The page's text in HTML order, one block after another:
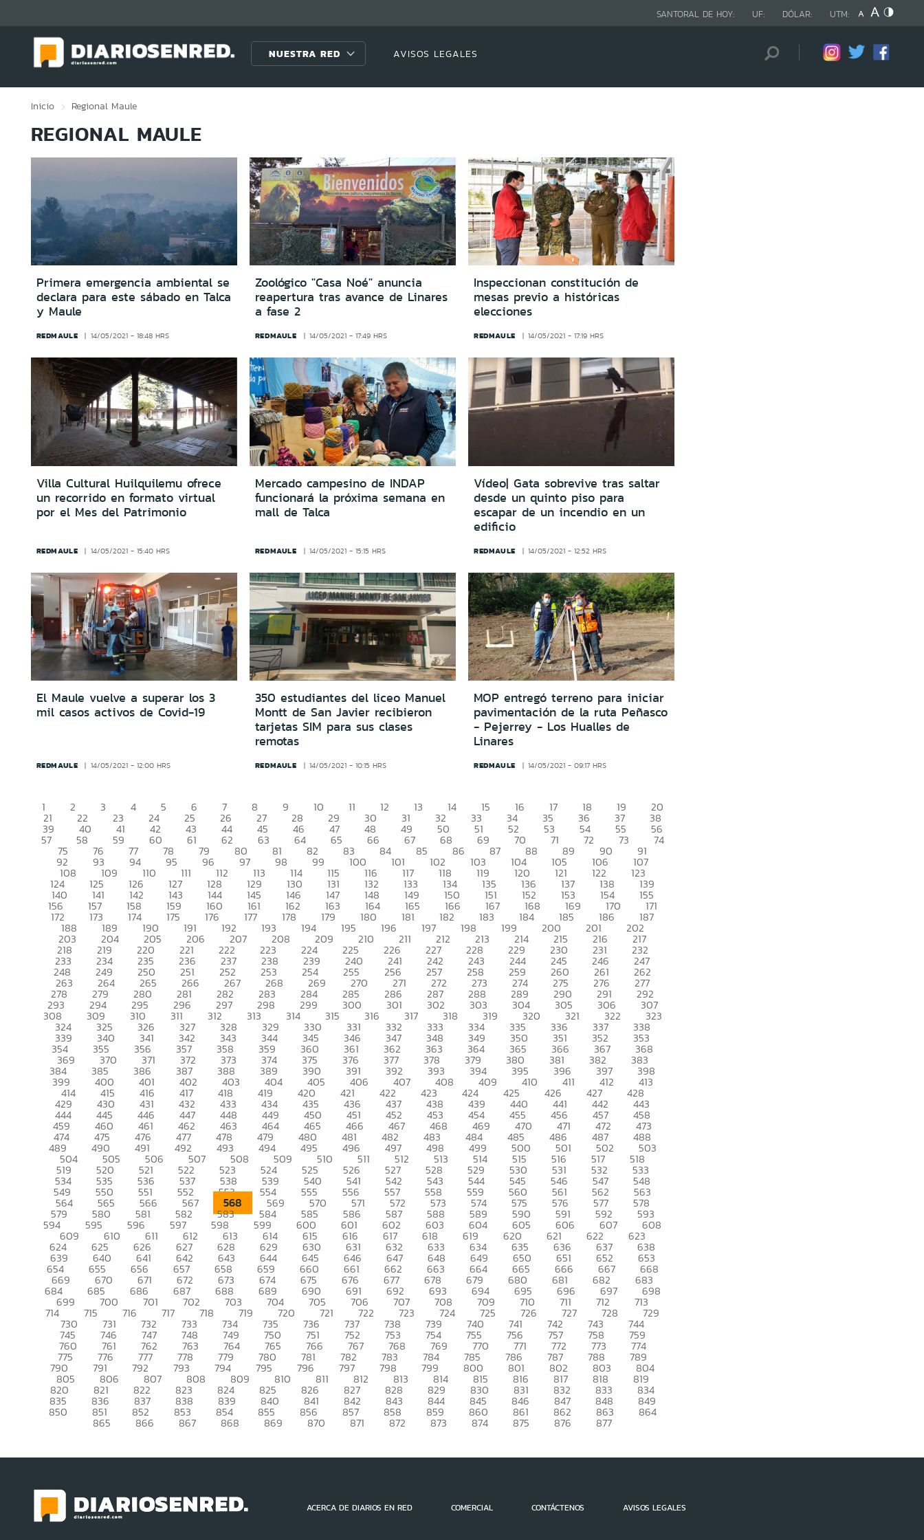
SANTORAL DE HOY: UF: DÓLAR: UTM:
NUESTRA RED AVISOS LEGALES
Inicio Regional Maule
REGIONAL MAULE
Primera emergencia ambiental se
declara para este sábado en Talca
y Maule
REDMAULE 14/05/2021 - 18:48 HRS
Zoológico "Casa Noé" anuncia
reapertura tras avance de Linares
a fase 2
REDMAULE 14/05/2021 - 17:49 HRS
Inspeccionan constitución de
mesas previo a históricas
elecciones
REDMAULE 14/05/2021 - 17:19 HRS
Villa Cultural Huilquilemu ofrece
un recorrido en formato virtual
por el Mes del Patrimonio
REDMAULE 14/05/2021 - 15:40 HRS
Mercado campesino de INDAP
funcionará la próxima semana en
mall de Talca
REDMAULE 14/05/2021 - 15:15 HRS
Vídeo| Gata sobrevive tras saltar
desde un quinto piso para
escapar de un incendio en un
edificio
REDMAULE 14/05/2021 - 12:52 HRS
El Maule vuelve a superar los 3
mil casos activos de Covid-19
REDMAULE 14/05/2021 - 12:00 HRS
350 estudiantes del liceo Manuel
Montt de San Javier recibieron
tarjetas SIM para sus clases
remotas
REDMAULE 14/05/2021 - 10:15 HRS
MOP entregó terreno para iniciar
pavimentación de la ruta Peñasco
- Pejerrey - Los Hualles de
Linares
REDMAULE 14/05/2021 - 09:17 HRS
1 2 3 4 5 6 7 8 9 10 11 12 13 14 15 16 17 18 19 20
21 22 23 24 25 26 27 28 29 30 31 32 33 34 35 36 37 38
39 40 41 42 43 44 45 46 47 48 49 50 51 52 53 54 55 56
57 58 59 60 61 62 63 64 65 66 67 68 69 70 71 72 73 74
75 76 77 78 79 80 81 82 83 84 85 86 87 88 89 90 91
92 93 94 95 96 97 98 99 100 101 102 103 104 105 106 107
108 109 110 111 112 113 114 115 116 117 118 119 120 121 122 123
124 125 126 127 128 129 130 131 132 133 134 135 136 137 138 139
140 141 142 143 144 145 146 147 148 149 150 151 152 153 154 155
156 157 158 159 160 161 162 163 164 165 166 167 168 169 170 171
172 173 174 175 176 177 178 179 180 181 182 183 184 185 186 187
188 189 190 191 192 193 194 195 196 197 198 199 200 201 202
203 204 205 206 207 208 209 210 211 212 213 214 215 216 217
218 219 220 221 222 223 224 225 226 227 228 229 230 231 232
233 234 235 236 237 238 239 240 241 242 243 244 245 246 247
248 249 250 251 252 253 254 255 256 257 258 259 260 261 262
263 264 265 266 267 268 269 270 271 272 273 274 275 276 277
278 279 280 281 282 283 284 285 286 287 288 289 290 291 292
293 294 295 296 297 298 299 300 301 302 303 304 305 306 307
308 309 310 311 312 313 314 315 316 317 318 319 320 321 322 323
324 325 326 327 328 329 330 331 332 333 334 335 336 337 338
339 340 341 342 343 344 345 346 347 348 349 350 351 352 353
354 355 356 357 358 359 360 361 362 363 364 365 366 367 368
369 370 371 372 373 374 375 376 377 378 379 380 381 382 383
384 385 386 387 388 389 390 391 392 393 394 395 396 397 398
399 400 401 402 403 404 405 406 407 408 409 410 411 412 413
414 415 416 417 418 419 420 421 422 423 424 425 426 427 428
429 430 431 432 433 434 435 436 437 438 439 440 441 442 443
444 445 446 447 448 449 450 451 452 453 454 455 456 457 458
459 460 461 462 463 464 465 466 467 468 469 470 471 472 473
474 475 476 477 478 479 480 481 482 483 484 485 486 487 488
489 490 491 492 493 494 495 496 497 498 499 500 501 502 503
504 505 506 507 508 509 510 511 512 513 514 515 516 517 518
519 520 521 522 523 524 525 526 527 528 529 530 531 532 533
534 535 536 537 538 539 540 541 542 543 544 545 546 547 548
549 550 551 552 553 554 555 556 557 558 559 560 561 562 563
564 565 566 567 568 569 570 571 572 573 574 575 576 577 578
579 580 581 582 583 584 585 586 587 588 589 590 591 592 593
594 595 596 597 598 599 600 601 602 603 604 605 606 607 608
609 610 611 612 613 614 615 616 617 618 619 620 621 622 623
624 625 626 627 628 629 630 631 632 633 634 635 636 637 638
639 640 641 642 643 644 645 646 647 648 649 650 651 652 653
654 655 656 657 658 659 660 661 662 663 664 665 666 667 668
669 670 671 672 673 674 675 676 677 678 679 680 681 682 683
684 685 686 687 688 689 690 691 692 693 694 695 696 697 698
699 700 701 702 703 704 705 706 707 708 709 710 711 712 713
714 715 716 717 718 719 720 721 722 723 724 725 726 727 728 729
730 731 732 733 734 735 736 737 738 739 740 741 742 743 744
745 746 747 748 749 750 751 752 753 754 755 756 757 758 759
760 761 762 763 764 765 766 767 768 769 770 771 772 773 774
775 776 777 778 779 780 781 782 783 784 785 786 787 788 789
790 791 792 793 794 795 796 797 798 799 800 801 802 803 804
805 806 807 808 809 810 811 812 813 814 815 816 817 818 819
820 821 822 823 824 825 826 827 828 829 830 831 832 833 834
835 836 837 838 839 840 841 842 843 844 845 846 847 848 849
850 851 852 853 854 855 856 857 858 859 860 861 862 863 864
865 866 867 868 869 870 871 872 873 874 875 876 877
ACERCA DE DIARIOS EN RED COMERCIAL CONTÁCTENOS AVISOS LEGALES